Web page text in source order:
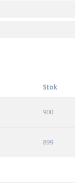
Stok
900
899